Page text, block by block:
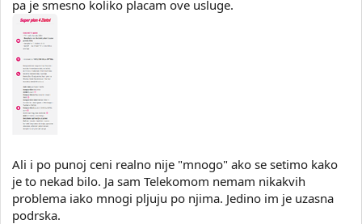
pa je smesno koliko placam ove usluge.
Ali i po punoj ceni realno nije "mnogo" ako se setimo kako
je to nekad bilo. Ja sam Telekomom nemam nikakvih
problema iako mnogi pljuju po njima. Jedino im je uzasna
podrska.